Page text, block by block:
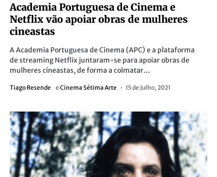
Academia Portuguesa de Cinema e
Netflix vão apoiar obras de mulheres
cineastas
A Academia Portuguesa de Cinema (APC) e a plataforma
de streaming Netflix juntaram-se para apoiar obras de
mulheres cineastas, de forma a colmatar…
Tiago Resende e Cinema Sétima Arte 15 de Julho, 2021